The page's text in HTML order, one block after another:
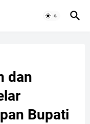
dan
Bupati